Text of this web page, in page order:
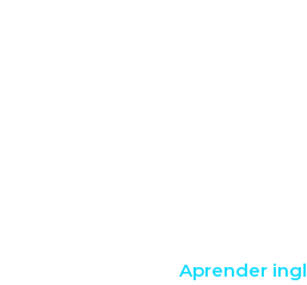
Aprender